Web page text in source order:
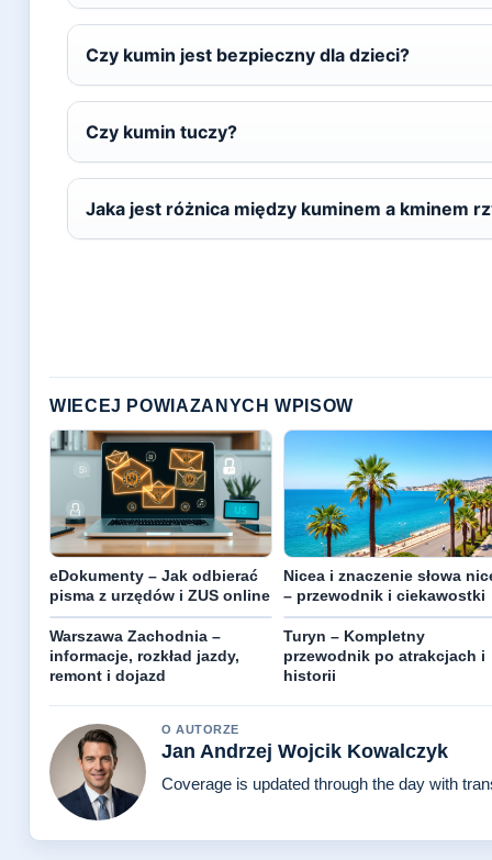
Czy kumin jest bezpieczny dla dzieci?
Czy kumin tuczy?
Jaka jest różnica między kuminem a kminem
WIECEJ POWIAZANYCH WPISOW
eDokumenty – Jak odbierać
pisma z urzędów i ZUS online
Nicea i znaczenie słowa
– przewodnik i ciekawostki
Warszawa Zachodnia –
informacje, rozkład jazdy,
remont i dojazd
Turyn – Kompletny
przewodnik po atrakcjach i
historii
O AUTORZE
Jan Andrzej Wojcik Kowalczyk
Coverage is updated through the day with